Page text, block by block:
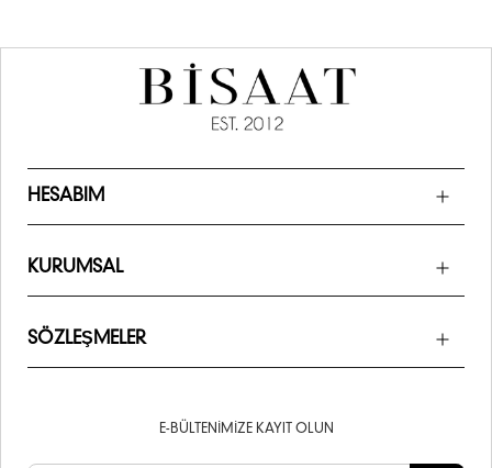
HESABIM
KURUMSAL
SÖZLEŞMELER
E-BÜLTENIMIZE KAYIT OLUN